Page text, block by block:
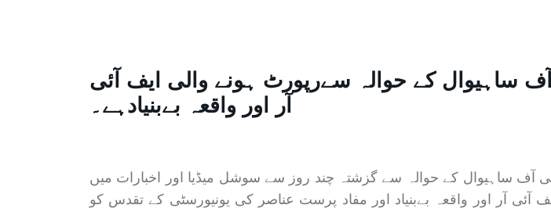
ساہیوال کے حوالہ سےرپورٹ ہونے والی ایف آئی
آر اور واقعہ بےبنیادہے۔
آف ساہیوال کے حوالہ سے گزشتہ چند روز سے سوشل میڈیا اور اخبارات میں
آئی آر اور واقعہ بےبنیاد اور مفاد پرست عناصر کی یونیورسٹی کے تقدس کو